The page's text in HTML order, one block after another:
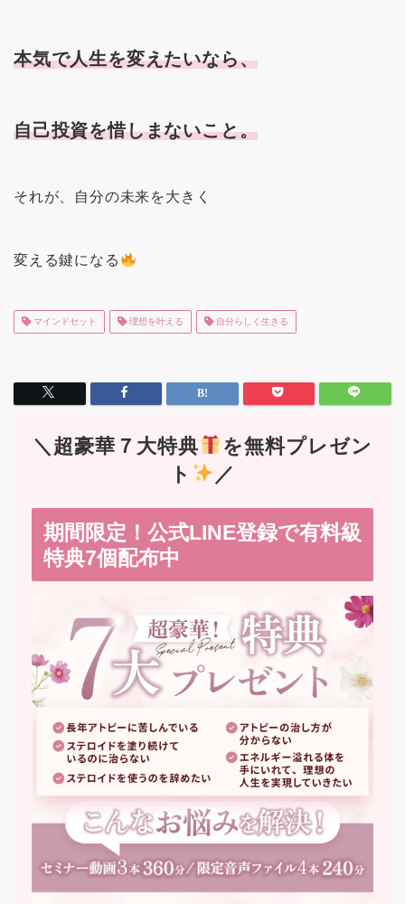
本気で人生を変えたいなら、
自己投資を惜しまないこと。
それが、自分の未来を大きく
変える鍵になる
マインドセット 理想を叶える 自分らしく生きる
＼超豪華７大特典
を無料プレゼン
ト
／
期間限定！公式LINE登録で有料級
特典7個配布中